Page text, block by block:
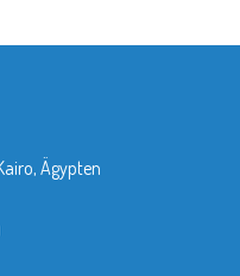
Ägypten